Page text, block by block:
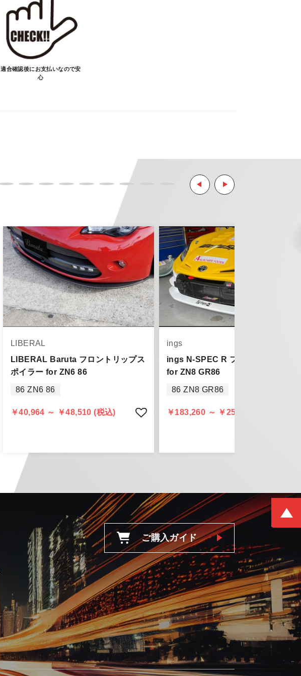
進む
ますのでお受けしておりません。
ります。
、お間違い無いようお願い致します。
ないことがあることはご了承ください。
場合がございます。
あることは予めご了承ください。
。
応の手配をさせて頂きます。
適合確認後にお支払いなので安
心
LIBERAL
LIBERAL Baruta フロントリップス
ポイラー for ZN6 86
86 ZN6 86
￥40,964 ～ ￥48,510 (税込)
ings
ings N-SPEC R フロントバンパー
for ZN8 GR86
86 ZN8 GR86
￥183,260 ～ ￥258,720 (税込)
ご購入ガイド